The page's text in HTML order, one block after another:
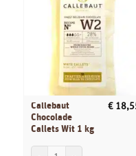
Callebaut
Chocolade
Callets Wit 1 kg
€
Callebaut Chocolade Callets